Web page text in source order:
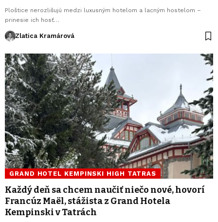
Ploštice nerozlišujú medzi luxusným hotelom a lacným hostelom –
prinesie ich hosť…
Zlatica Kramárová
GRAND HOTEL KEMPINSKI HIGH TATRAS
Každý deň sa chcem naučiť niečo nové, hovorí
Francúz Maël, stážista z Grand Hotela
Kempinski v Tatrách